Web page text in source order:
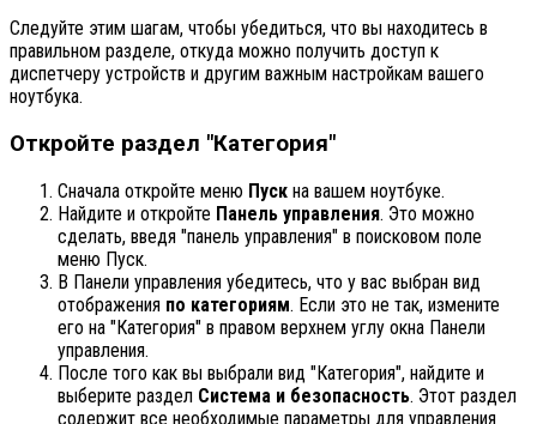
Следуйте этим шагам, чтобы убедиться, что вы находитесь в
правильном разделе, откуда можно получить доступ к
диспетчеру устройств и другим важным настройкам вашего
ноутбука.
Откройте раздел "Категория"
Сначала откройте меню Пуск на вашем ноутбуке.
Найдите и откройте Панель управления. Это можно
сделать, введя "панель управления" в поисковом поле
меню Пуск.
В Панели управления убедитесь, что у вас выбран вид
отображения по категориям. Если это не так, измените
его на "Категория" в правом верхнем углу окна Панели
управления.
После того как вы выбрали вид "Категория", найдите и
выберите раздел Система и безопасность. Этот раздел
содержит все необходимые параметры для управления